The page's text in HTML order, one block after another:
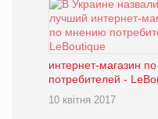
интернет-магазин
потребителей -
10 квітня 2017